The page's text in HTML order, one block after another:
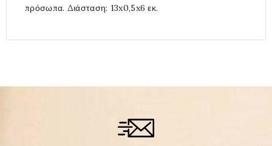
πρόσωπα. Διάσταση: 13x0,5x6 εκ.